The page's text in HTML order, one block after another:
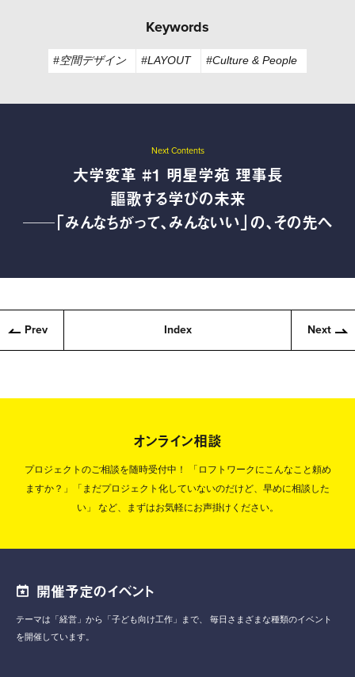
Keywords
#空間デザイン #LAYOUT #Culture & People
Next Contents
大学変革 #1 明星学苑 理事長
謳歌する学びの未来
──「みんなちがって、みんないい」の、その先へ
Prev Index Next
オンライン相談
プロジェクトのご相談を随時受付中！
「ロフトワークにこんなこと頼め
ますか？」「まだプロジェクト化していないのだけど、早めに相談した
い」
など、まずはお気軽にお声掛けください。
開催予定のイベント
テーマは「経営」から「子ども向け工作」まで、
毎日さまざまな種類のイベント
を開催しています。